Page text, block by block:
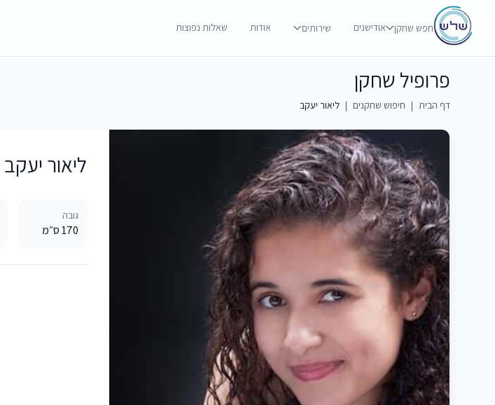
חפש שחקן אודישנים שירותים אודות שאלות נפוצות
פרופיל שחקן
דף הבית | חיפוש שחקנים | ליאור יעקב
ליאור יעקב
גובה
170 ס״מ